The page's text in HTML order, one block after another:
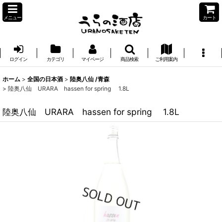
メニュー カート
ログイン カテゴリ マイページ 商品検索 ご利用案内
ホーム > 全国の日本酒 > 陸奥八仙 /青森
> 陸奥八仙 URARA hassen for spring 1.8L
陸奥八仙 URARA hassen for spring 1.8L